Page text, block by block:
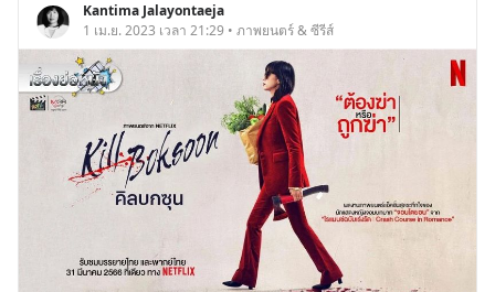
Kantima Jalayontaeja
1 เม.ย. 2023 เวลา 21:29 • ภาพยนตร์ & ซีรีส์